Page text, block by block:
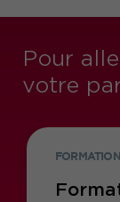
Pour
votre
FORMATION